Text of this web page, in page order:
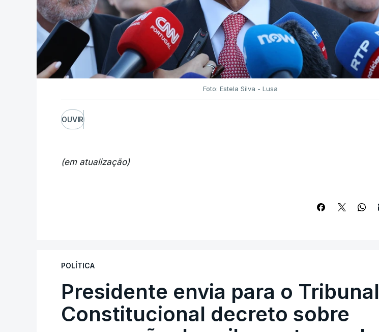
Foto: Estela Silva - Lusa
OUVIR
(em atualização)
POLÍTICA
Presidente envia para o Tribunal
Constitucional decreto sobre